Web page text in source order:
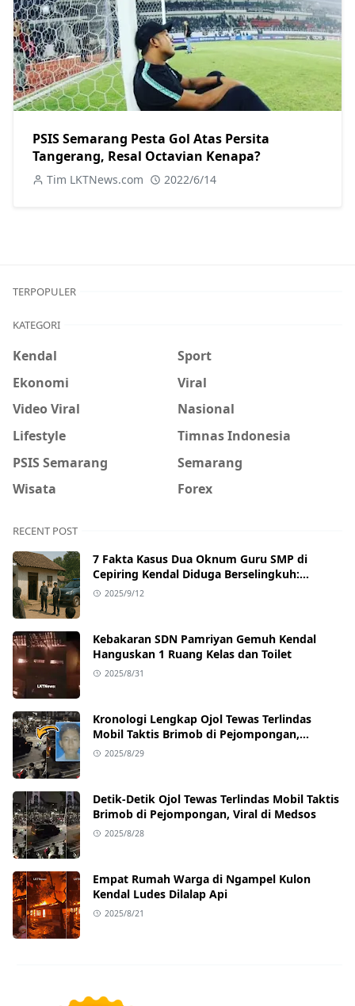
PSIS Semarang Pesta Gol Atas Persita
Tangerang, Resal Octavian Kenapa?
Tim LKTNews.com 2022/6/14
TERPOPULER
KATEGORI
Kendal
Sport
Ekonomi
Viral
Video Viral
Nasional
Lifestyle
Timnas Indonesia
PSIS Semarang
Semarang
Wisata
Forex
RECENT POST
7 Fakta Kasus Dua Oknum Guru SMP di
Cepiring Kendal Diduga Berselingkuh:
Kronologi, Pengakuan, hingga Sanksi
2025/9/12
Kebakaran SDN Pamriyan Gemuh Kendal
Hanguskan 1 Ruang Kelas dan Toilet
2025/8/31
Kronologi Lengkap Ojol Tewas Terlindas
Mobil Taktis Brimob di Pejompongan,
Ternyata Sedang Antar Orderan
2025/8/29
Detik-Detik Ojol Tewas Terlindas Mobil Taktis
Brimob di Pejompongan, Viral di Medsos
2025/8/28
Empat Rumah Warga di Ngampel Kulon
Kendal Ludes Dilalap Api
2025/8/21